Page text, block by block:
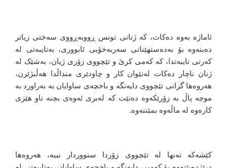
ئاماژە بەوە دەکات، کە ژنانی تونس ڕووبەڕووی سەختی زیاتر
دەبنەوە بۆ بەدەستهێنانی سەربەخۆیی ئابووری، بەتایبەتی لە
کەرتی تایبەتدا، کە کەمی کرێ و تێچووی زۆری ژیان، بەشێک لە
ژنان ناچار دەکات لەنێوان کار و چاودێری منداڵدا هەڵبژێرن،
هەروەها گرانی تێچووی دایەنگە و باخچەی ساوایان بە بەراورد بە
موچە پاڵ بە زۆرێکەوە دەنێت کە لەبری ئەوەی بچنە ناو هێزی
کارەوە لە ماڵەوە بمێننەوە.
کێشەکە تەنها لە تێچووی زۆردا سنووردار نییە، هەروەها